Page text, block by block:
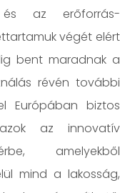
és az erőforrás-
végét elért
bent maradnak a
révén további
Európában biztos
az innovatív
amelyekből
mind a lakosság,